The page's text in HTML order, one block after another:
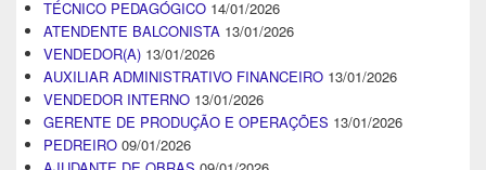
TÉCNICO PEDAGÓGICO 14/01/2026
ATENDENTE BALCONISTA 13/01/2026
VENDEDOR(A) 13/01/2026
AUXILIAR ADMINISTRATIVO FINANCEIRO 13/01/2026
VENDEDOR INTERNO 13/01/2026
GERENTE DE PRODUÇÃO E OPERAÇÕES 13/01/2026
PEDREIRO 09/01/2026